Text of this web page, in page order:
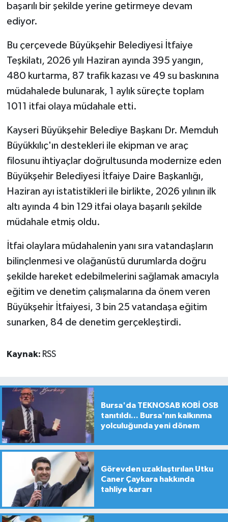
başarılı bir şekilde yerine getirmeye devam
ediyor.
Bu çerçevede Büyükşehir Belediyesi İtfaiye
Teşkilatı, 2026 yılı Haziran ayında 395 yangın,
480 kurtarma, 87 trafik kazası ve 49 su baskınına
müdahalede bulunarak, 1 aylık süreçte toplam
1011 itfai olaya müdahale etti.
Kayseri Büyükşehir Belediye Başkanı Dr. Memduh
Büyükkılıç'ın destekleri ile ekipman ve araç
filosunu ihtiyaçlar doğrultusunda modernize eden
Büyükşehir Belediyesi İtfaiye Daire Başkanlığı,
Haziran ayı istatistikleri ile birlikte, 2026 yılının ilk
altı ayında 4 bin 129 itfai olaya başarılı şekilde
müdahale etmiş oldu.
İtfai olaylara müdahalenin yanı sıra vatandaşların
bilinçlenmesi ve olağanüstü durumlarda doğru
şekilde hareket edebilmelerini sağlamak amacıyla
eğitim ve denetim çalışmalarına da önem veren
Büyükşehir İtfaiyesi, 3 bin 25 vatandaşa eğitim
sunarken, 84 de denetim gerçekleştirdi.
Kaynak: RSS
Bursa'da TEKNOSAB KOBİ OSB
tanıtıldı... Bursa'nın kalkınma
yolculuğunda yeni dönem
Görevden uzaklaştırılan Utku
Caner Çaykara hakkında
tahliye kararı